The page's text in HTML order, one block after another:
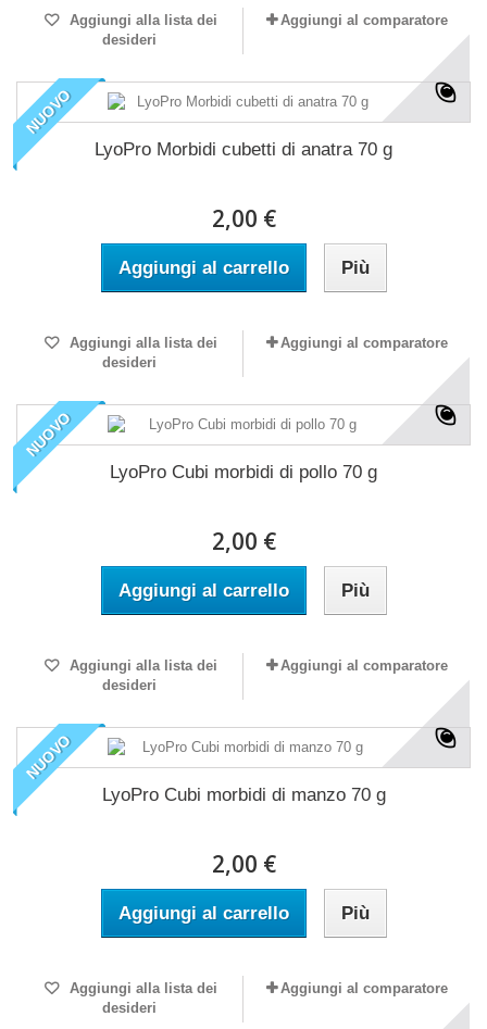
Aggiungi alla lista dei
desideri
Aggiungi al comparatore
NUOVO
LyoPro Morbidi cubetti di anatra 70 g
2,00 €
Aggiungi al carrello Più
Aggiungi alla lista dei
desideri
Aggiungi al comparatore
NUOVO
LyoPro Cubi morbidi di pollo 70 g
2,00 €
Aggiungi al carrello Più
Aggiungi alla lista dei
desideri
Aggiungi al comparatore
NUOVO
LyoPro Cubi morbidi di manzo 70 g
2,00 €
Aggiungi al carrello Più
Aggiungi alla lista dei
desideri
Aggiungi al comparatore